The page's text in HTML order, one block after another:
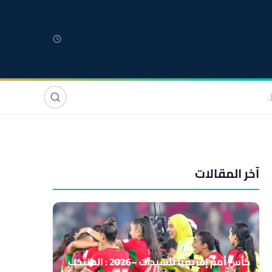
صوت وصورة
آخر المقالات
كأس أمم إفريقيا للسيدات –2026 : المنتخب